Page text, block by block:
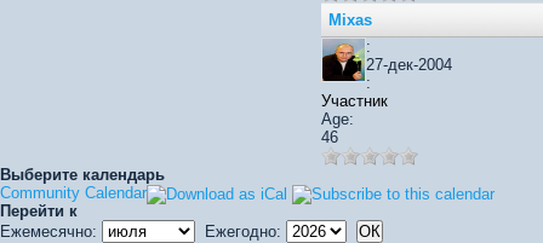
Mixas
:
27-дек-2004
:
Участник
Age:
46
Выберите календарь
Community Calendar
Перейти к
Ежемесячно:
Ежегодно: